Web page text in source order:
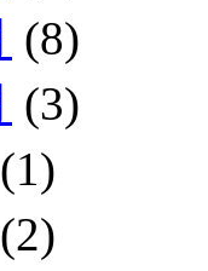
(8)
(3)
(1)
(2)